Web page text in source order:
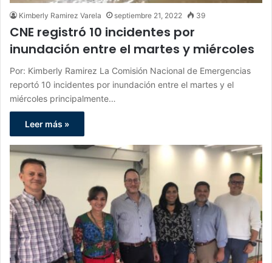
Kimberly Ramirez Varela septiembre 21, 2022 39
CNE registró 10 incidentes por
inundación entre el martes y miércoles
Por: Kimberly Ramirez La Comisión Nacional de Emergencias
reportó 10 incidentes por inundación entre el martes y el
miércoles principalmente…
Leer más »